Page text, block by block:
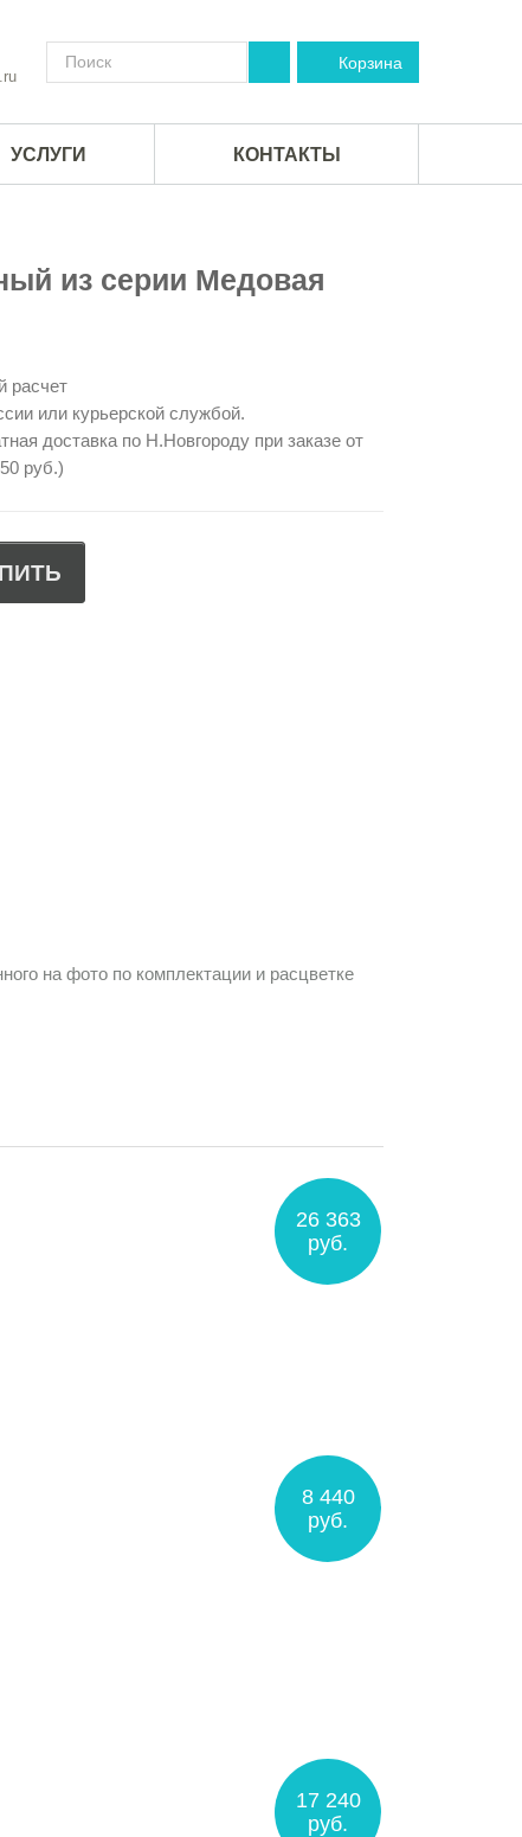
Корзина
УСЛУГИ КОНТАКТЫ
из серии Медовая
расчет
или курьерской службой.
доставка по Н.Новгороду при заказе от
руб.)
на фото по комплектации и расцветке
26 363
руб.
8 440
руб.
17 240
руб.